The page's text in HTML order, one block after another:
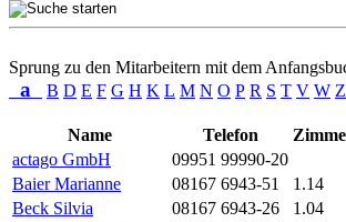
Sprung zu den Mitarbeitern mit dem
a B D E F G H K L M N O P R S T V W Z
Name
Telefon
actago GmbH
09951 99990-20
Baier Marianne
08167 6943-51 1.14
Beck Silvia
08167 6943-26 1.04